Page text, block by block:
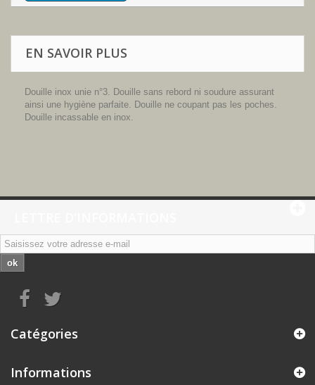
EN SAVOIR PLUS
Douille inox unie n°3. Douille sans rebord ni soudure assurant
ainsi une hygiène parfaite. Douille ne coupant pas les poches.
Douille incassable en inox.
ok
Catégories
Informations